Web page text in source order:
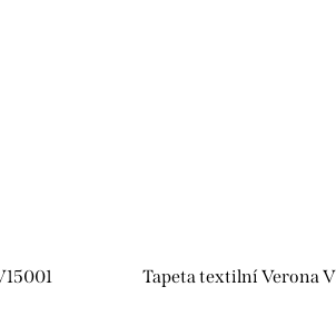
Tapeta textilní Verona